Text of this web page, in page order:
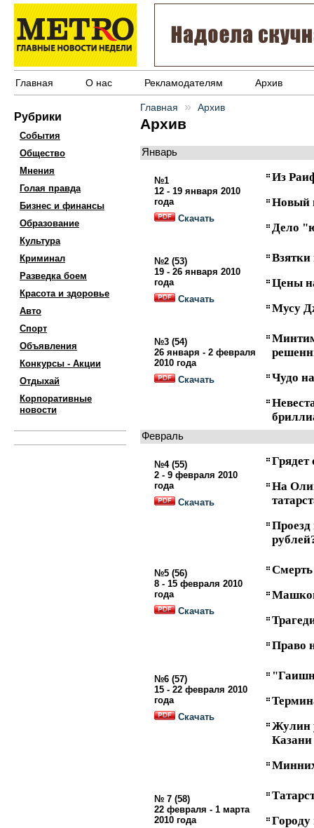
Главная О нас Рекламодателям Архив
Рубрики
События
Общество
Мнения
Голая правда
Бизнес и финансы
Образование
Культура
Криминал
Разведка боем
Красота и здоровье
Авто
Спорт
Объявления
Конкурсы - Акции
Отдыхай
Корпоративные
новости
Главная » Архив
Архив
Январь
№1
12 - 19 января 2010
года
Скачать
Из
Новый
Дело
№2 (53)
19 - 26 января 2010
года
Скачать
Взятки
Цены
Мусу
№3 (54)
26 января - 2 февраля
2010 года
Скачать
Чудо
Февраль
№4 (55)
2 - 9 февраля 2010
года
Скачать
Грядет
На
Проезд
№5 (56)
8 - 15 февраля 2010
года
Скачать
Право
№6 (57)
15 - 22 февраля 2010
года
Скачать
Жулин
Казани
№ 7 (58)
22 февраля - 1 марта
2010 года